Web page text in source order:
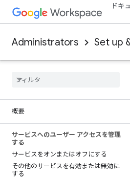
ドキ
Administrators Set up
概要
サービスへのユーザー アクセスを管理
する
サービスをオンまたはオフにする
その他のサービスを有効または無効に
する